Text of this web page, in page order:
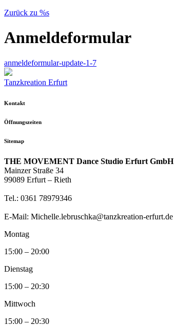
Zurück zu %s
Anmeldeformular
anmeldeformular-update-1-7
Tanzkreation Erfurt
Kontakt
Öffnungszeiten
Sitemap
THE MOVEMENT Dance Studio Erfurt GmbH
Mainzer Straße 34
99089 Erfurt – Rieth
Tel.: 0361 78979346
E-Mail: Michelle.lebruschka@tanzkreation-erfurt.de
Montag
15:00 – 20:00
Dienstag
15:00 – 20:30
Mittwoch
15:00 – 20:30